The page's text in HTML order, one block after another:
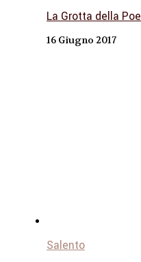
La Grotta della
16 Giugno 2017
Salento